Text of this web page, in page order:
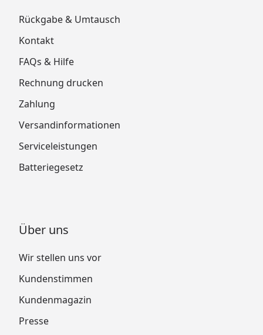
Rückgabe & Umtausch
Kontakt
FAQs & Hilfe
Rechnung drucken
Zahlung
Versandinformationen
Serviceleistungen
Batteriegesetz
Über uns
Wir stellen uns vor
Kundenstimmen
Kundenmagazin
Presse